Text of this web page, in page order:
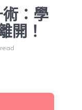
：學
開！